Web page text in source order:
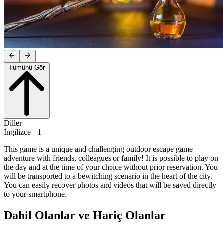
Tümünü Gör
Diller
İngilizce +1
This game is a unique and challenging outdoor escape game
adventure with friends, colleagues or family! It is possible to play on
the day and at the time of your choice without prior reservation. You
will be transported to a bewitching scenario in the heart of the city.
You can easily recover photos and videos that will be saved directly
to your smartphone.
Dahil Olanlar ve Hariç Olanlar